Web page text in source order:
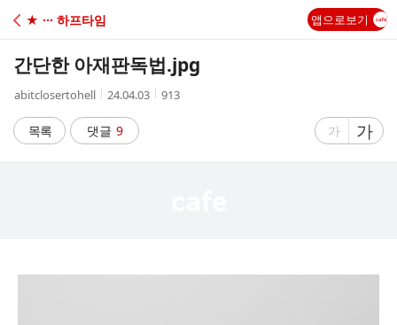
C
A
★ ··· 하프타임 앱으로보기
간단한 아재판독법.jpg
작
자
abitclosertohell
작
시
간
24.04.03
조
913
목록 댓글 9
글
가
글
자
가